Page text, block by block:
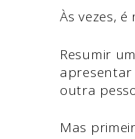
Às vezes,
Resumir
outra
Mas